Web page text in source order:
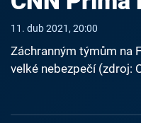
11. dub 2021, 20:00
Záchranným týmům na
velké nebezpečí (zdroj: